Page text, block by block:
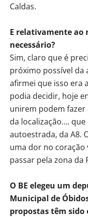
Caldas.
E relativamente ao
necessário?
Sim, claro que é
próximo possível da
afirmei que isso era
podia decidir, hoje
unirem podem fazer
da localização….
autoestrada, da A8.
uma dor no
passar pela zona da
O BE elegeu um
Municipal de
propostas têm sido